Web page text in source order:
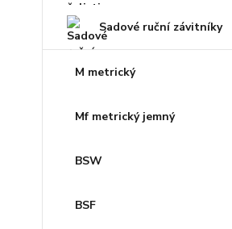
Sadové ruční závitníky
M metrický
Mf metrický jemný
BSW
BSF